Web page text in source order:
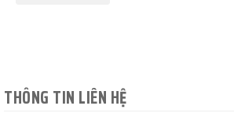
THÔNG TIN LIÊN HỆ